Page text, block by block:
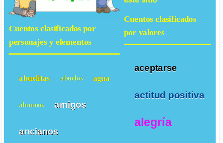
Cuentos clasificados
por valores
aceptarse
actitud positiva
alegría
Cuentos clasificados por
personajes y elementos
abuelitas abuelos agua
alumnos amigos
ancianos